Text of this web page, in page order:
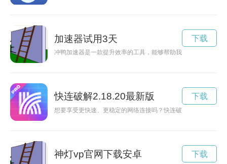
加速器试用3天
冲鸭加速器是一款提升效率的工具，能够帮助我们在工作和生
下载
快连破解2.18.20最新版
想要享受更快速、更稳定的网络连接吗？快连破解版 7.1.9免费
下载
神灯vp官网下载安卓 下载